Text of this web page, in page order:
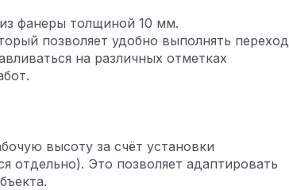
фанеры толщиной 10 мм.
позволяет удобно выполнять переход
на различных отметках
высоту за счёт установки
отдельно). Это позволяет адаптировать